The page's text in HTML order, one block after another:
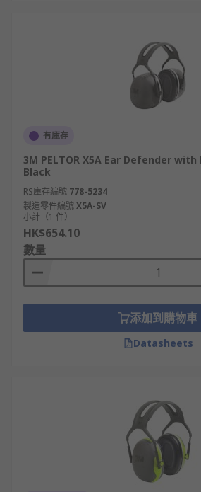
有庫存
3M PELTOR X5A Ear Defender with
Black
RS庫存編號 778-5234
製造零件編號X5A-SV
小計（1 件）
HK$654.10
數量
添加到購物車
Datasheets